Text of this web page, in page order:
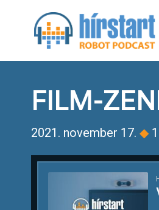
FILM-
2021. november 17. ◆